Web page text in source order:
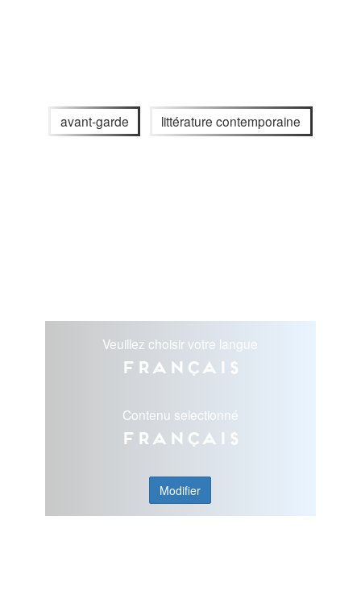
avant-garde littérature contemporaine
Veuillez choisir votre langue
Français
Contenu selectionné
Français
Modifier